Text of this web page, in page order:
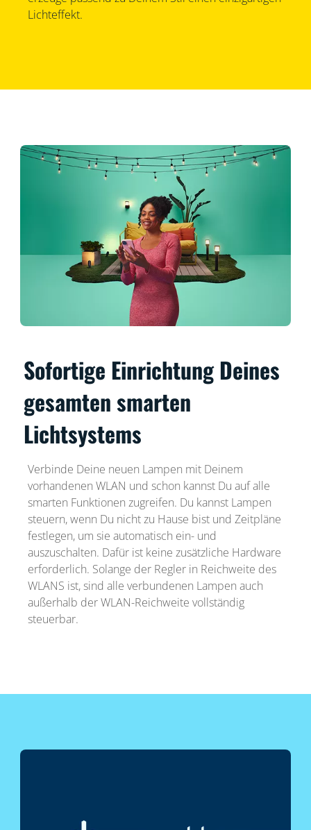
Lichteffekt.
Sofortige Einrichtung Deines
gesamten smarten
Lichtsystems
Verbinde Deine neuen Lampen mit Deinem
vorhandenen WLAN und schon kannst Du auf alle
smarten Funktionen zugreifen. Du kannst Lampen
steuern, wenn Du nicht zu Hause bist und Zeitpläne
festlegen, um sie automatisch ein- und
auszuschalten. Dafür ist keine zusätzliche Hardware
erforderlich. Solange der Regler in Reichweite des
WLANS ist, sind alle verbundenen Lampen auch
außerhalb der WLAN-Reichweite vollständig
steuerbar.